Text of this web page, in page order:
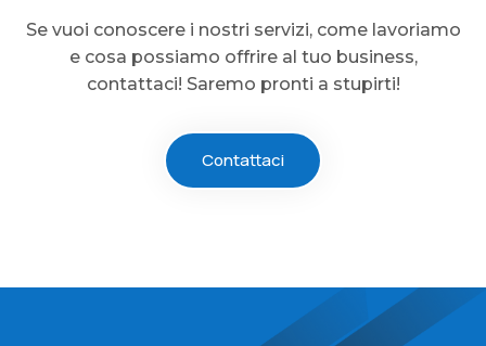
Se vuoi conoscere i nostri servizi, come lavoriamo
e cosa possiamo offrire al tuo business,
contattaci! Saremo pronti a stupirti!
Contattaci